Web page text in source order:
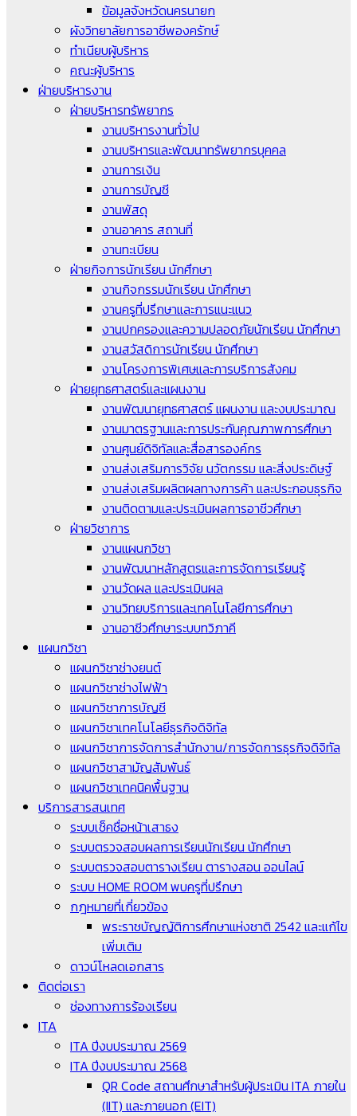
ข้อมูลจังหวัดนครนายก
ผังวิทยาลัยการอาชีพองครักษ์
ทำเนียบผู้บริหาร
คณะผู้บริหาร
ฝ่ายบริหารงาน
ฝ่ายบริหารทรัพยากร
งานบริหารงานทั่วไป
งานบริหารและพัฒนาทรัพยากรบุคคล
งานการเงิน
งานการบัญชี
งานพัสดุ
งานอาคาร สถานที่
งานทะเบียน
ฝ่ายกิจการนักเรียน นักศึกษา
งานกิจกรรมนักเรียน นักศึกษา
งานครูที่ปรึกษาและการแนะแนว
งานปกครองและความปลอดภัยนักเรียน นักศึกษา
งานสวัสดิการนักเรียน นักศึกษา
งานโครงการพิเศษและการบริการสังคม
ฝ่ายยุทธศาสตร์และแผนงาน
งานพัฒนายุทธศาสตร์ แผนงาน และงบประมาณ
งานมาตรฐานและการประกันคุณภาพการศึกษา
งานศูนย์ดิจิทัลและสื่อสารองค์กร
งานส่งเสริมการวิจัย นวัตกรรม และสิ่งประดิษฐ์
งานส่งเสริมผลิตผลทางการค้า และประกอบธุรกิจ
งานติดตามและประเมินผลการอาชีวศึกษา
ฝ่ายวิชาการ
งานแผนกวิชา
งานพัฒนาหลักสูตรและการจัดการเรียนรู้
งานวัดผล และประเมินผล
งานวิทยบริการและเทคโนโลยีการศึกษา
งานอาชีวศึกษาระบบทวิภาคี
แผนกวิชา
แผนกวิชาช่างยนต์
แผนกวิชาช่างไฟฟ้า
แผนกวิชาการบัญชี
แผนกวิชาเทคโนโลยีธุรกิจดิจิทัล
แผนกวิชาการจัดการสำนักงาน/การจัดการธุรกิจดิจิทัล
แผนกวิชาสามัญสัมพันธ์
แผนกวิชาเทคนิคพื้นฐาน
บริการสารสนเทศ
ระบบเช็คชื่อหน้าเสาธง
ระบบตรวจสอบผลการเรียนนักเรียน นักศึกษา
ระบบตรวจสอบตารางเรียน ตารางสอน ออนไลน์
ระบบ HOME ROOM พบครูที่ปรึกษา
กฎหมายที่เกี่ยวข้อง
พระราชบัญญัติการศึกษาแห่งชาติ 2542 และแก้ไข
เพิ่มเติม
ดาวน์โหลดเอกสาร
ติดต่อเรา
ช่องทางการร้องเรียน
ITA
ITA ปีงบประมาณ 2569
ITA ปีงบประมาณ 2568
QR Code สถานศึกษาสำหรับผู้ประเมิน ITA ภายใน
(IIT) และภายนอก (EIT)